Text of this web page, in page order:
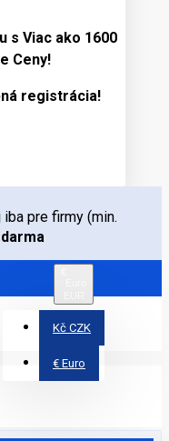
s Viac ako 1600
Ceny!
registrácia!
pre firmy (min.
Kč CZK
€ Euro